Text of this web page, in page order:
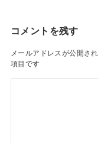
コメントを残す
メールアドレスが公開さ
項目です